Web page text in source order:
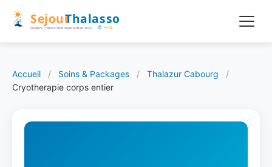
Accueil / Soins & Packages / Thalazur Cabourg
/
Cryotherapie corps entier